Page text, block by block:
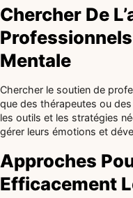
Chercher De
Mentale
Chercher le soutien de
que des thérapeutes ou
les outils et les stratégies
gérer leurs émotions et
Approches
Efficacement